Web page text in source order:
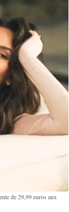
de 29,99 euros aux